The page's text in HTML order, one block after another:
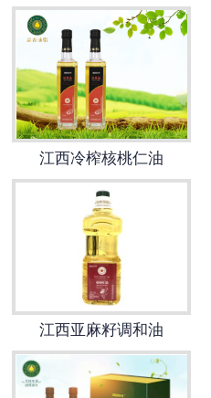
江西冷榨核桃仁油
江西亚麻籽调和油